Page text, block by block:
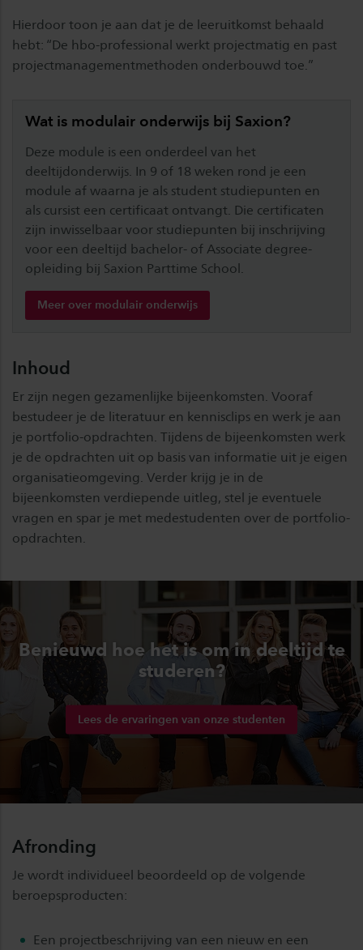
Hierdoor toon je aan dat je de leeruitkomst behaald
hebt: “De hbo-professional werkt projectmatig en past
projectmanagementmethoden onderbouwd toe.”
Wat is modulair onderwijs bij Saxion?
Deze module is een onderdeel van het
deeltijdonderwijs. In 9 of 18 weken rond je een
module af waarna je als student studiepunten en
als cursist een certificaat ontvangt. Die certificaten
zijn inwisselbaar voor studiepunten bij inschrijving
voor een deeltijd bachelor- of Associate degree-
opleiding bij Saxion Parttime School.
Meer over modulair onderwijs
Inhoud
Er zijn negen gezamenlijke bijeenkomsten. Vooraf
bestudeer je de literatuur en kennisclips en werk je aan
je portfolio-opdrachten. Tijdens de bijeenkomsten werk
je de opdrachten uit op basis van informatie uit je eigen
organisatieomgeving. Verder krijg je in de
bijeenkomsten verdiepende uitleg, stel je eventuele
vragen en spar je met medestudenten over de portfolio-
opdrachten.
Benieuwd hoe het is om in deeltijd te
studeren?
Lees de ervaringen van onze studenten
Afronding
Je wordt individueel beoordeeld op de volgende
beroepsproducten:
Een projectbeschrijving van een nieuw en een